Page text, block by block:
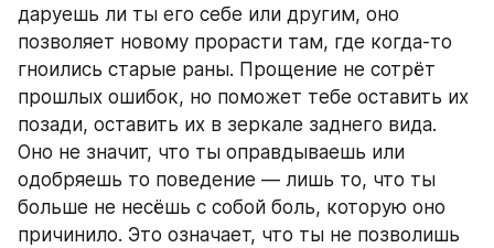
даруешь ли ты его себе или другим, оно
позволяет новому прорасти там, где когда‑то
гноились старые раны. Прощение не сотрёт
прошлых ошибок, но поможет тебе оставить их
позади, оставить их в зеркале заднего вида.
Оно не значит, что ты оправдываешь или
одобряешь то поведение — лишь то, что ты
больше не несёшь с собой боль, которую оно
причинило. Это означает, что ты не позволишь